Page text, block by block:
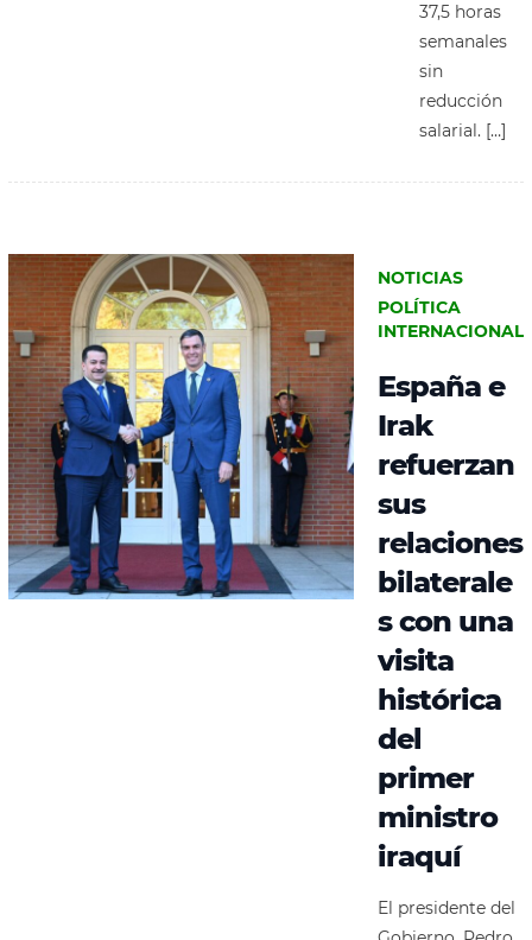
37,5 horas
semanales
sin
reducción
salarial. […]
NOTICIAS
POLÍTICA
INTERNACIONAL
España e
Irak
refuerzan
sus
relaciones
bilaterale
s con una
visita
histórica
del
primer
ministro
iraquí
El presidente del